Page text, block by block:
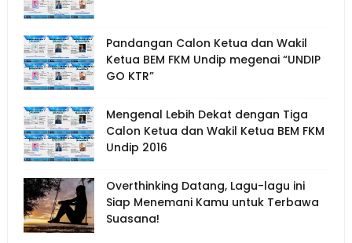
Pandangan Calon Ketua dan Wakil
Ketua BEM FKM Undip megenai “UNDIP
GO KTR”
Mengenal Lebih Dekat dengan Tiga
Calon Ketua dan Wakil Ketua BEM FKM
Undip 2016
Overthinking Datang, Lagu-lagu ini
Siap Menemani Kamu untuk Terbawa
Suasana!